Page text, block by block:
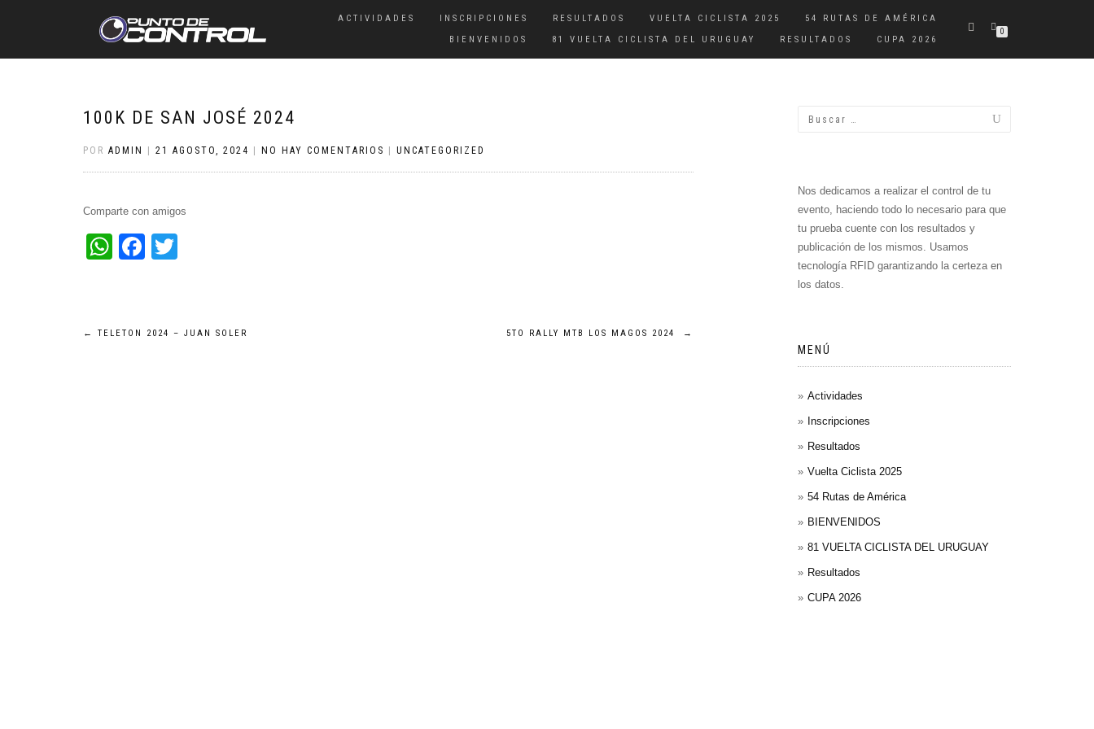
ACTIVIDADES INSCRIPCIONES RESULTADOS VUELTA CICLISTA 2025
54 RUTAS DE AMÉRICA
BIENVENIDOS
81 VUELTA CICLISTA DEL URUGUAY RESULTADOS CUPA 2026
0
100K DE SAN JOSÉ 2024
POR ADMIN 21 AGOSTO, 2024 NO HAY COMENTARIOS UNCATEGORIZED
Comparte con amigos
WhatsApp
Facebook
Navegación
← TELETON 2024 – JUAN SOLER 5TO RALLY MTB LOS MAGOS 2024 →
Nos dedicamos a realizar el control de tu
evento, haciendo todo lo necesario para que
tu prueba cuente con los resultados y
publicación de los mismos. Usamos
tecnología RFID garantizando la certeza en
los datos.
MENÚ
Actividades
Inscripciones
Resultados
Vuelta Ciclista 2025
54 Rutas de América
BIENVENIDOS
81 VUELTA CICLISTA DEL URUGUAY
Resultados
CUPA 2026